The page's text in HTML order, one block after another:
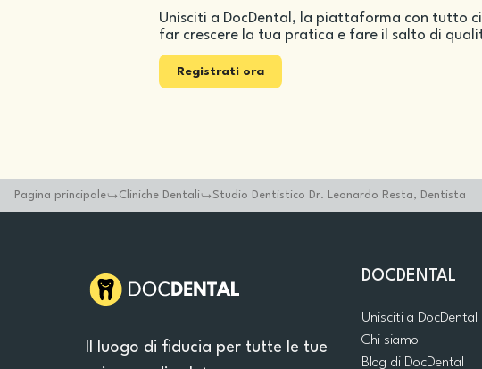
Unisciti a DocDental, la piattaforma con tutto
far crescere la tua pratica e fare il salto di
Registrati ora
Pagina principale Cliniche Dentali Studio Dentistico Dr. Leonardo Resta, Dentista
Il luogo di fiducia per tutte le tue
DOCDENTAL
Unisciti a DocDental
Chi siamo
Blog di DocDental